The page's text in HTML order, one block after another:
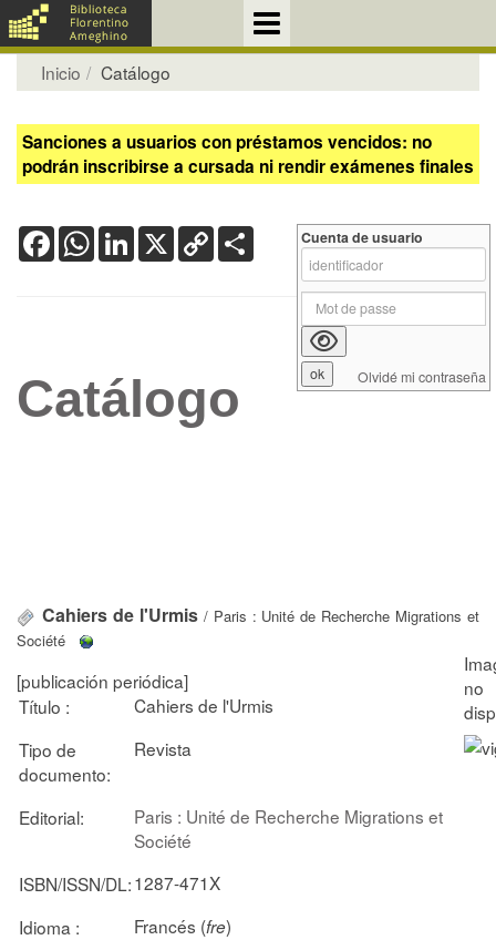
Inicio Catálogo
Sanciones a usuarios con préstamos vencidos: no
podrán inscribirse a cursada ni rendir exámenes finales
FacebookWhatsApp
LinkedIn
X Copy
Link
Catálogo
Cahiers de l'Urmis/ Paris : Unité de Recherche Migrations et
Société
[publicación periódica]
Título :
Cahiers de l'Urmis
Tipo de
documento:
Revista
Editorial:
Paris : Unité de Recherche Migrations et
Société
ISBN/ISSN/DL:1287-471X
Idioma :
Francés (fre)
Cuenta de usuario
Olvidé mi contraseña